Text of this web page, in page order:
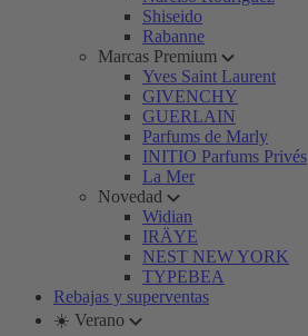
Shiseido
Rabanne
Marcas Premium
Yves Saint Laurent
GIVENCHY
GUERLAIN
Parfums de Marly
INITIO Parfums Privés
La Mer
Novedad
Widian
IRÄYE
NEST NEW YORK
TYPEBEA
Rebajas y superventas
☀️ Verano